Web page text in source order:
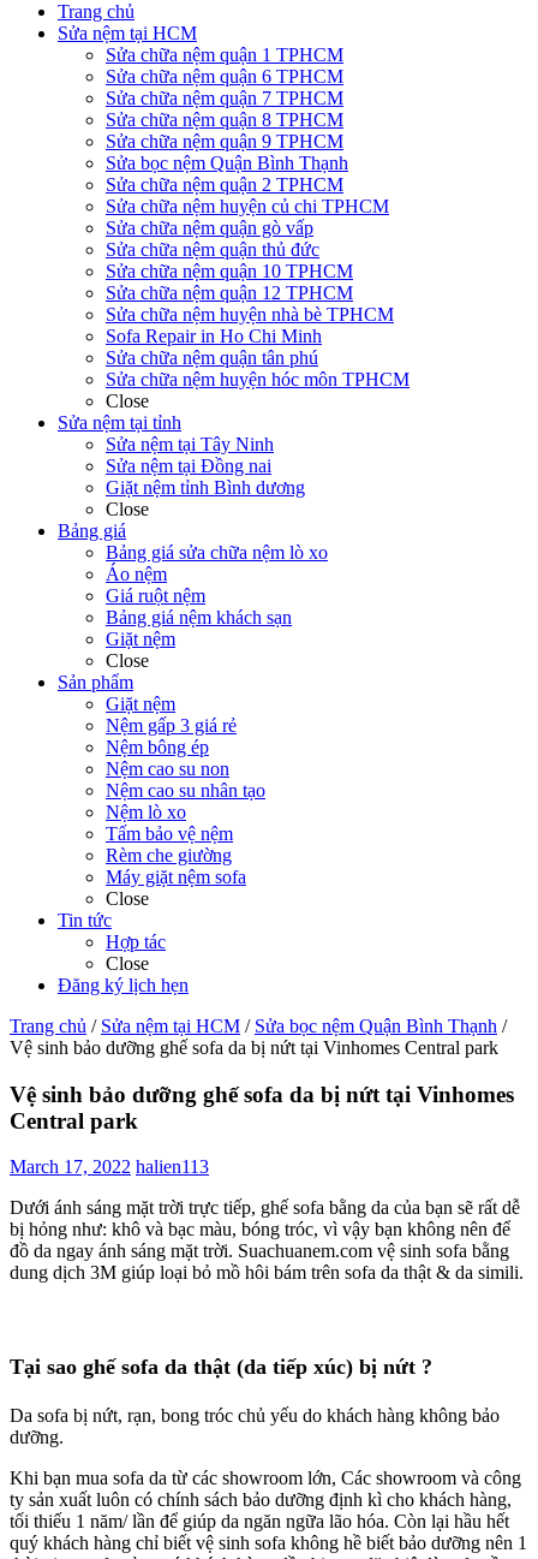
Trang chủ
Sửa nệm tại HCM
Sửa chữa nệm quận 1 TPHCM
Sửa chữa nệm quận 6 TPHCM
Sửa chữa nệm quận 7 TPHCM
Sửa chữa nệm quận 8 TPHCM
Sửa chữa nệm quận 9 TPHCM
Sửa bọc nệm Quận Bình Thạnh
Sửa chữa nệm quận 2 TPHCM
Sửa chữa nệm huyện củ chi TPHCM
Sửa chữa nệm quận gò vấp
Sửa chữa nệm quận thủ đức
Sửa chữa nệm quận 10 TPHCM
Sửa chữa nệm quận 12 TPHCM
Sửa chữa nệm huyện nhà bè TPHCM
Sofa Repair in Ho Chi Minh
Sửa chữa nệm quận tân phú
Sửa chữa nệm huyện hóc môn TPHCM
Close
Sửa nệm tại tỉnh
Sửa nệm tại Tây Ninh
Sửa nệm tại Đồng nai
Giặt nệm tỉnh Bình dương
Close
Bảng giá
Bảng giá sửa chữa nệm lò xo
Áo nệm
Giá ruột nệm
Bảng giá nệm khách sạn
Giặt nệm
Close
Sản phẩm
Giặt nệm
Nệm gấp 3 giá rẻ
Nệm bông ép
Nệm cao su non
Nệm cao su nhân tạo
Nệm lò xo
Tấm bảo vệ nệm
Rèm che giường
Máy giặt nệm sofa
Close
Tin tức
Hợp tác
Close
Đăng ký lịch hẹn
Trang chủ / Sửa nệm tại HCM / Sửa bọc nệm Quận Bình Thạnh /
Vệ sinh bảo dưỡng ghế sofa da bị nứt tại Vinhomes Central park
Vệ sinh bảo dưỡng ghế sofa da bị nứt tại Vinhomes
Central park
March 17, 2022 halien113
Dưới ánh sáng mặt trời trực tiếp, ghế sofa bằng da của bạn sẽ rất dễ
bị hỏng như: khô và bạc màu, bóng tróc, vì vậy bạn không nên để
đồ da ngay ánh sáng mặt trời. Suachuanem.com vệ sinh sofa bằng
dung dịch 3M giúp loại bỏ mồ hôi bám trên sofa da thật & da simili.
Tại sao ghế sofa da thật (da tiếp xúc) bị nứt ?
Da sofa bị nứt, rạn, bong tróc chủ yếu do khách hàng không bảo
dưỡng.
Khi bạn mua sofa da từ các showroom lớn, Các showroom và công
ty sản xuất luôn có chính sách bảo dưỡng định kì cho khách hàng,
tối thiếu 1 năm/ lần để giúp da ngăn ngữa lão hóa. Còn lại hầu hết
quý khách hàng chỉ biết vệ sinh sofa không hề biết bảo dưỡng nên 1